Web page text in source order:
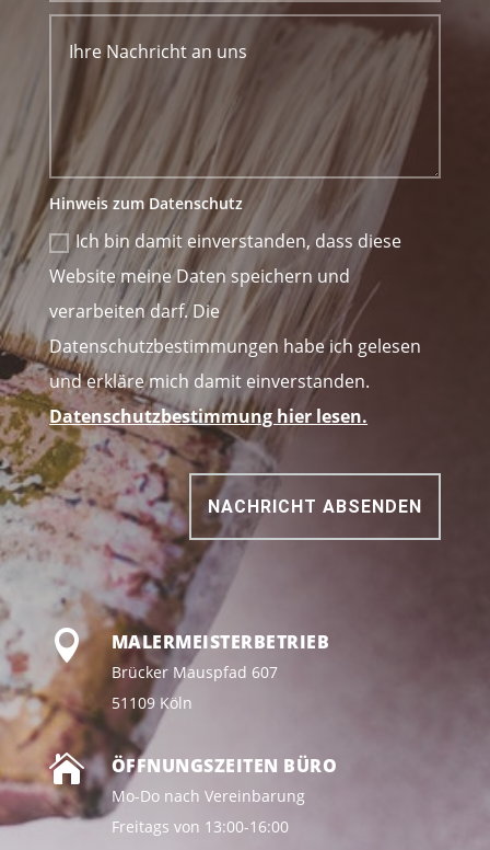
Hinweis zum Datenschutz
Ich bin damit einverstanden, dass diese
Website meine Daten speichern und
verarbeiten darf. Die
Datenschutzbestimmungen habe ich gelesen
und erkläre mich damit einverstanden.
Datenschutzbestimmung hier lesen.
NACHRICHT ABSENDEN
 MALERMEISTERBETRIEB
Brücker Mauspfad 607
51109 Köln
 ÖFFNUNGSZEITEN BÜRO
Mo-Do nach Vereinbarung
Freitags von 13:00-16:00